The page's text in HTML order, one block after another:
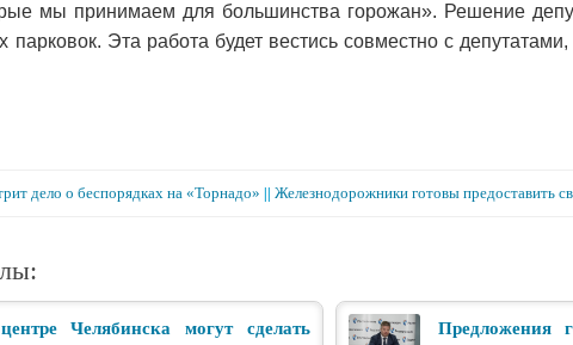
мы принимаем для большинства горожан». Решение
Эта работа будет вестись совместно с
дело о беспорядках на «Торнадо» || Железнодорожники готовы предоставить
Челябинска могут сделать
Предложения